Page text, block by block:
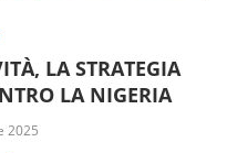
LA STRATEGIA
LA NIGERIA
2025